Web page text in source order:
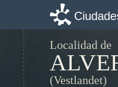
Localidad de
(Vestlandet)